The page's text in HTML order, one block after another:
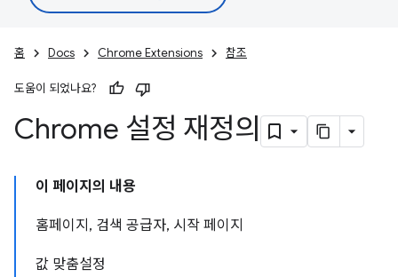
홈 Docs Chrome Extensions 참조
도움이 되었나요?
Chrome 설정 재정의
이 페이지의 내용
홈페이지, 검색 공급자, 시작 페이지
값 맞춤설정